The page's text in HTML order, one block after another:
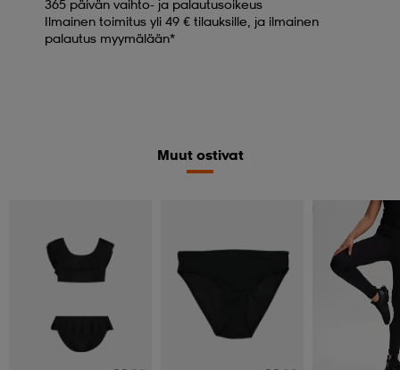
365 päivän vaihto- ja palautusoikeus
Ilmainen toimitus yli 49 € tilauksille, ja ilmainen
palautus myymälään*
Muut ostivat
Katso hintaa